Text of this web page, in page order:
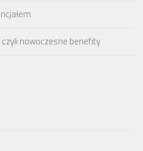
czyli nowoczesne benefity